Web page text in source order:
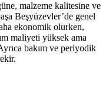
malzeme kalitesine ve
Beşyüzevler’de genel
ekonomik olurken,
maliyeti yüksek ama
bakım ve periyodik